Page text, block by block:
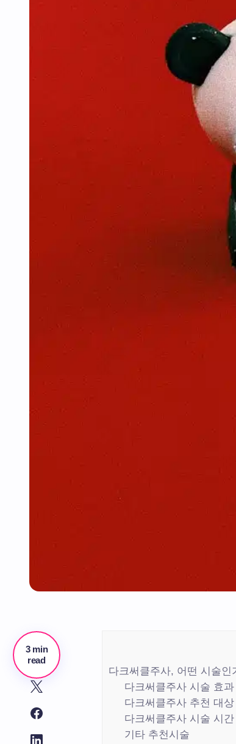
3 min
read
다크써클주사, 어떤 시술인
다크써클주사 시술 효과
다크써클주사 추천 대상
다크써클주사 시술 시
기타 추천시술